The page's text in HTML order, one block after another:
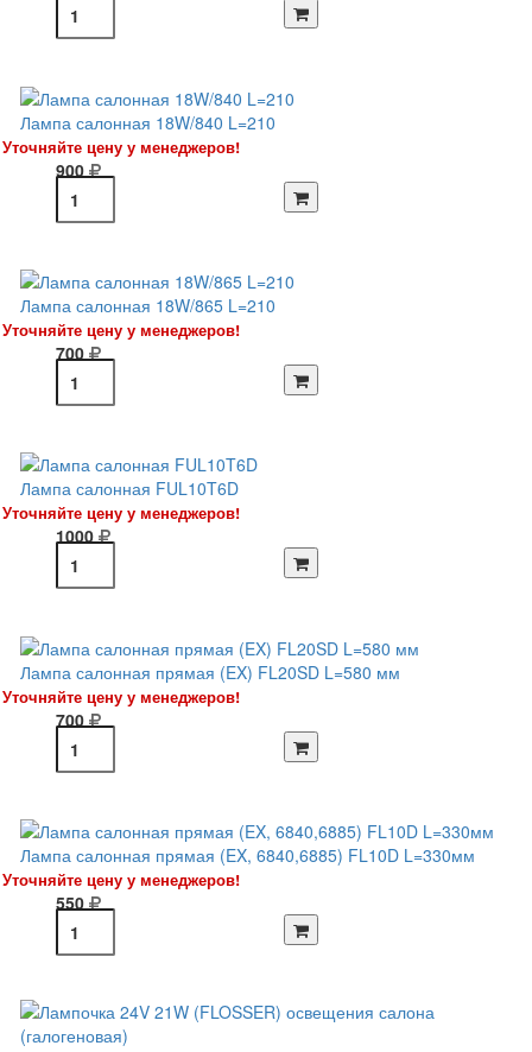
Лампа салонная 18W/840 L=210
Уточняйте цену у менеджеров!
900
Лампа салонная 18W/865 L=210
Уточняйте цену у менеджеров!
700
Лампа салонная FUL10T6D
Уточняйте цену у менеджеров!
1000
Лампа салонная прямая (EX) FL20SD L=580 мм
Уточняйте цену у менеджеров!
700
Лампа салонная прямая (EX, 6840,6885) FL10D L=330мм
Уточняйте цену у менеджеров!
550